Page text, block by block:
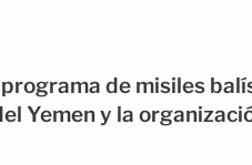
de misiles
Yemen y la